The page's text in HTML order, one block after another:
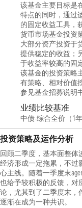
该基金主要目标是
特点的同时，通过
的固定收益工具，
货币市场基金投资
大部分资产投资于
提供稳定的收益；
于收益率较高的固
该基金的投资策略
有策略、相对价值
参见基金招募说明书
业绩比较基准
中债-综合全价（1
投资策略及运作分析
回顾二季度，基本面整
经济形成一定拖累，不过
心主线。随着一季度末
也给予较积极的反馈，对
论，尤其到了二季度末，
逐渐在成为一种共识。